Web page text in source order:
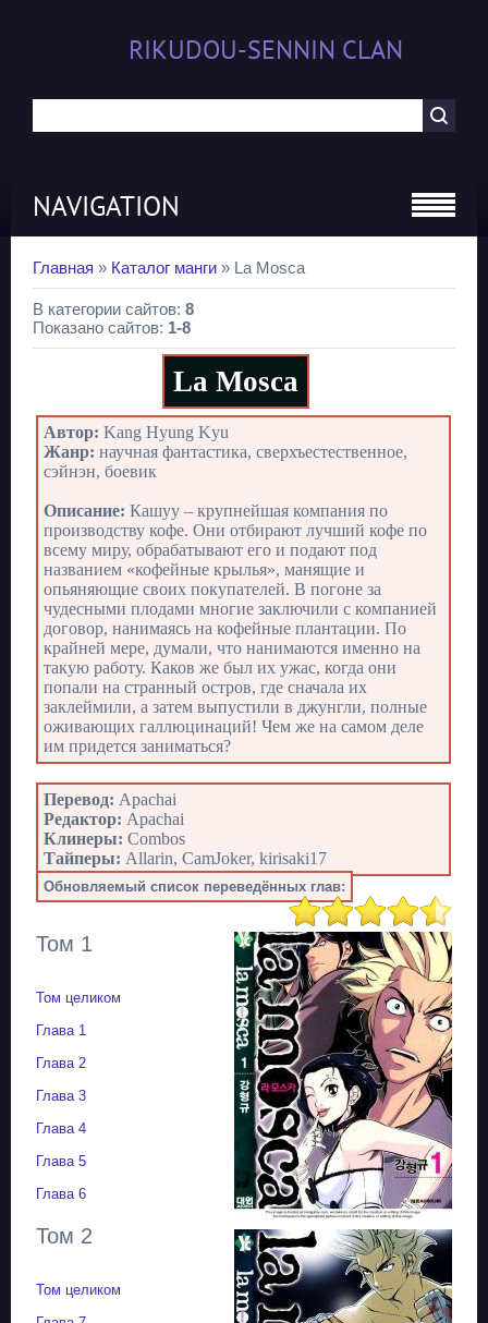
RIKUDOU-SENNIN CLAN
NAVIGATION
Главная » Каталог манги » La Mosca
В категории сайтов: 8
Показано сайтов: 1-8
La Mosca
Автор: Kang Hyung Kyu
Жанр: научная фантастика, сверхъестественное,
сэйнэн, боевик
Описание: Кашуу – крупнейшая компания по
производству кофе. Они отбирают лучший кофе по
всему миру, обрабатывают его и подают под
названием «кофейные крылья», манящие и
опьяняющие своих покупателей. В погоне за
чудесными плодами многие заключили с компанией
договор, нанимаясь на кофейные плантации. По
крайней мере, думали, что нанимаются именно на
такую работу. Каков же был их ужас, когда они
попали на странный остров, где сначала их
заклеймили, а затем выпустили в джунгли, полные
оживающих галлюцинаций! Чем же на самом деле
им придется заниматься?
Перевод: Apachai
Редактор: Apachai
Клинеры: Combos
Тайперы: Allarin, CamJoker, kirisaki17
Обновляемый список переведённых глав:
Том 1
Том целиком
Глава 1
Глава 2
Глава 3
Глава 4
Глава 5
Глава 6
Том 2
Том целиком